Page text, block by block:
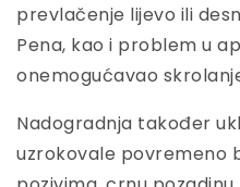
prevlačenje lijevo ili
Pena, kao i problem u
onemogućavao
Nadogradnja također
uzrokovale povremeno